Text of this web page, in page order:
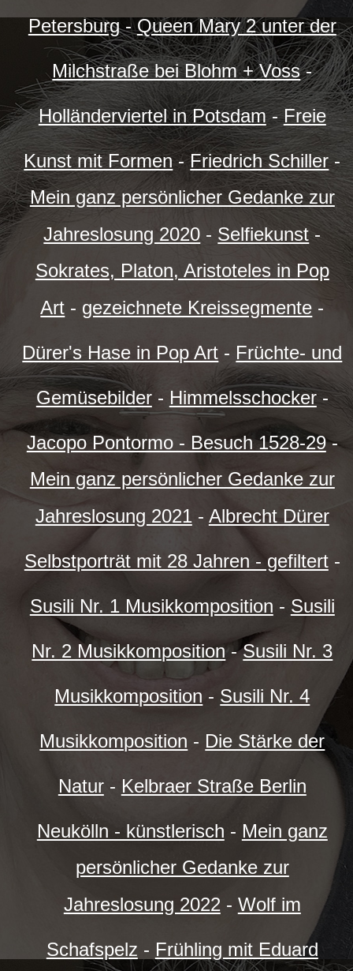
Petersburg-Queen Mary 2 unter der
Milchstraße bei Blohm + Voss-
Holländerviertel in Potsdam-Freie
Kunst mit Formen-Friedrich Schiller-
Mein ganz persönlicher Gedanke zur
Jahreslosung 2020 - Selfiekunst -
Sokrates, Platon, Aristoteles in Pop
Art - gezeichnete Kreissegmente -
Dürer's Hase in Pop Art - Früchte- und
Gemüsebilder- Himmelsschocker-
Jacopo Pontormo - Besuch 1528-29-
Mein ganz persönlicher Gedanke zur
Jahreslosung 2021- Albrecht Dürer
Selbstporträt mit 28 Jahren - gefiltert-
Susili Nr. 1 Musikkomposition - Susili
Nr. 2 Musikkomposition-Susili Nr. 3
Musikkomposition - Susili Nr. 4
Musikkomposition - Die Stärke der
Natur- Kelbraer Straße Berlin
Neukölln - künstlerisch - Mein ganz
persönlicher Gedanke zur
Jahreslosung 2022- Wolf im
Schafspelz - Frühling mit Eduard